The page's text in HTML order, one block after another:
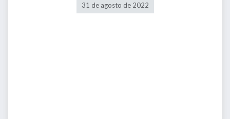
31 de agosto de 2022